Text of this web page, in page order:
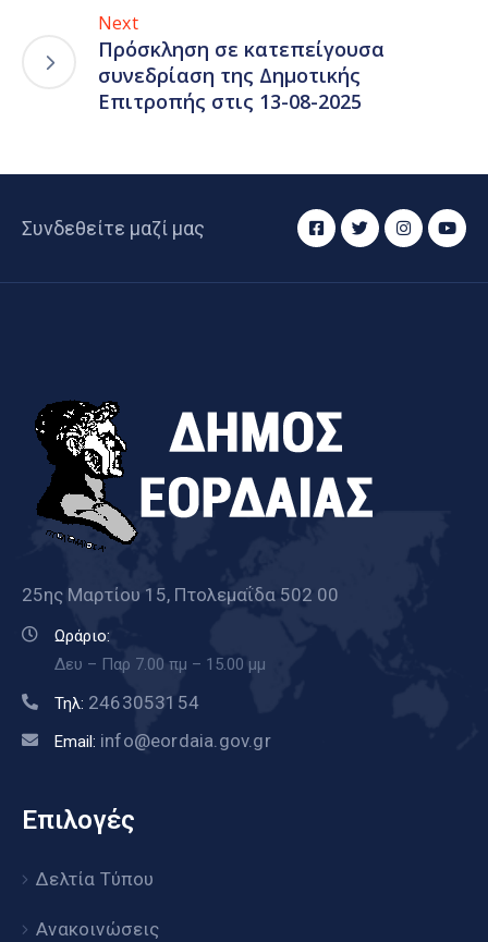
Next
Πρόσκληση σε κατεπείγουσα
συνεδρίαση της Δημοτικής
Επιτροπής στις 13-08-2025
Συνδεθείτε μαζί μας
25ης Μαρτίου 15, Πτολεμαΐδα 502 00
Ωράριο:
Δευ – Παρ 7.00 πμ – 15.00 μμ
Τηλ: 2463053154
Email: info@eordaia.gov.gr
Επιλογές
Δελτία Τύπου
Ανακοινώσεις